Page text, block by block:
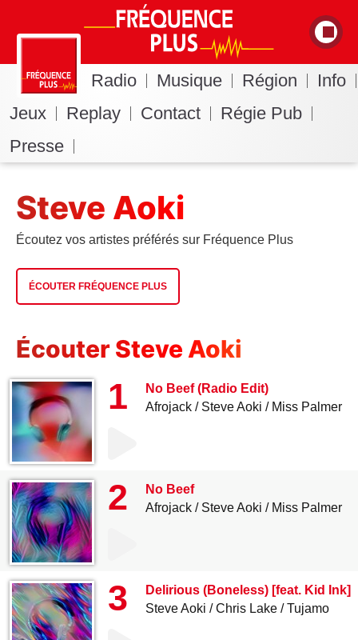
Radio Musique Région
Info
Jeux
Replay Contact
Régie Pub
Presse
Steve Aoki
Écoutez vos artistes préférés sur Fréquence Plus
ÉCOUTER FRÉQUENCE PLUS
Écouter Steve Aoki
1
No Beef (Radio Edit)
Afrojack
Steve Aoki Miss Palmer
2
No Beef
Afrojack
Steve Aoki Miss Palmer
3
Delirious (Boneless) [feat. Kid Ink]
Steve Aoki
Chris Lake Tujamo